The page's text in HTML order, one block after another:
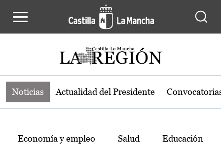
Noticias de la región de Castilla-La
Noticias Actualidad del Presidente
Temas
Economía y empleo Salud Educación